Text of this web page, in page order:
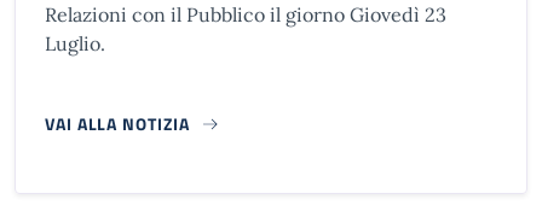
Relazioni con il Pubblico il giorno Giovedì 23
Luglio.
VAI ALLA NOTIZIA